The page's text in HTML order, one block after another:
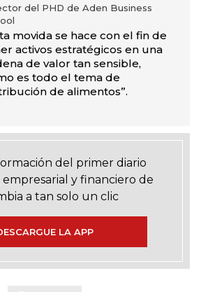
del PHD de Aden Business
movida se hace con el fin de
activos estratégicos en una
de valor tan sensible,
es todo el tema de
de alimentos”.
del primer diario
y financiero de
a tan solo un clic
LA APP